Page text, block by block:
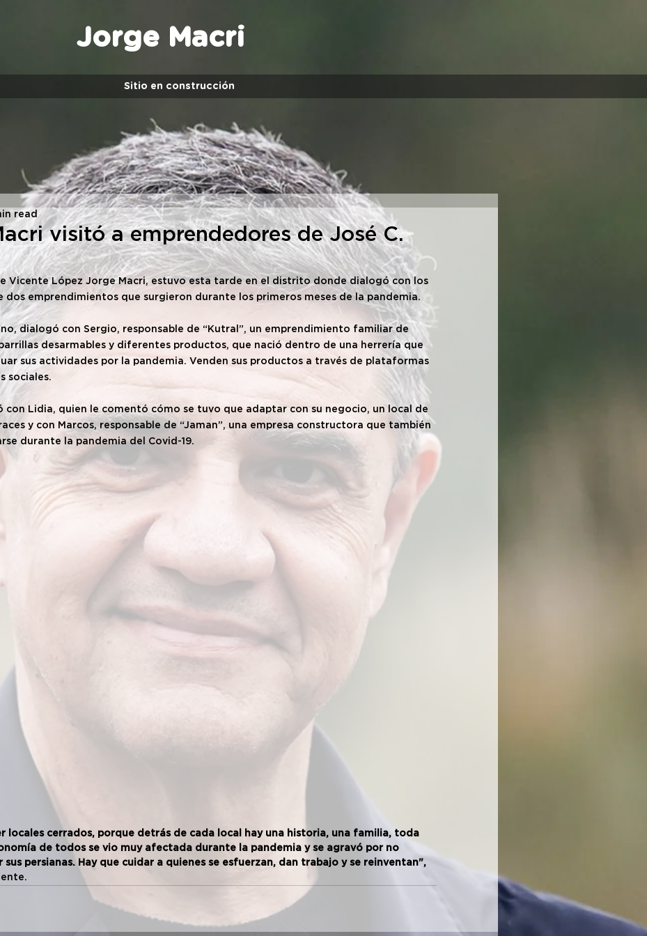
Jorge Macri
Sitio en construcción
visitó a emprendedores de José C.
read
Vicente López Jorge Macri, estuvo esta tarde en el distrito donde dialogó con los
dos emprendimientos que surgieron durante los primeros meses de la pandemia.
dialogó con Sergio, responsable de “Kutral”, un emprendimiento familiar de
desarmables y diferentes productos, que nació dentro de una herrería que
sus actividades por la pandemia. Venden sus productos a través de plataformas
sociales.
con Lidia, quien le comentó cómo se tuvo que adaptar con su negocio, un local de
y con Marcos, responsable de “Jaman”, una empresa constructora que también
durante la pandemia del Covid-19.
locales cerrados, porque detrás de cada local hay una historia, una familia, toda
de todos se vio muy afectada durante la pandemia y se agravó por no
persianas. Hay que cuidar a quienes se esfuerzan, dan trabajo y se reinventan",